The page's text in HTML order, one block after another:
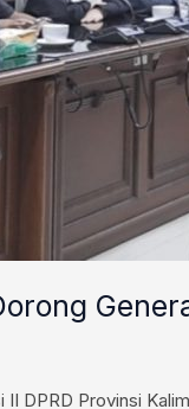
II DPRD Provinsi